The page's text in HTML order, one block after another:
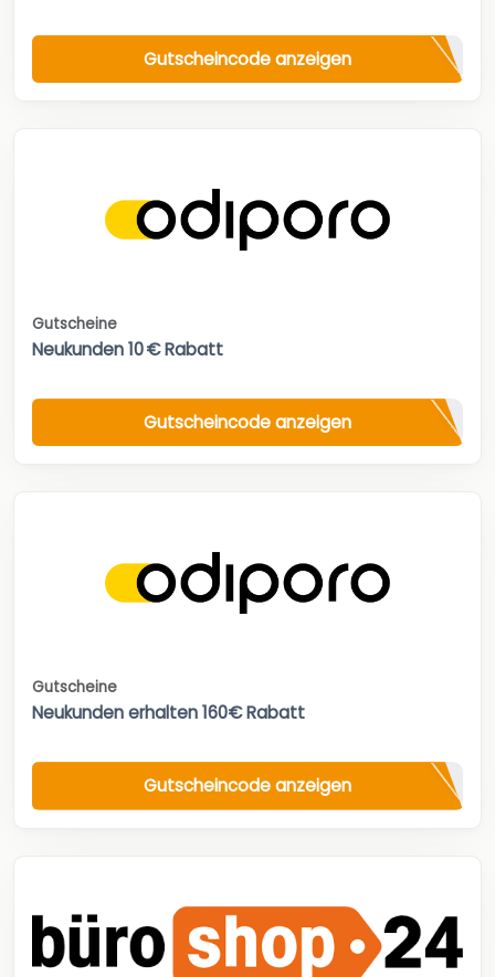
Gutscheincode anzeigen
Gutscheine
Neukunden 10 € Rabatt
Gutscheincode anzeigen
Gutscheine
Neukunden erhalten 160€ Rabatt
Gutscheincode anzeigen